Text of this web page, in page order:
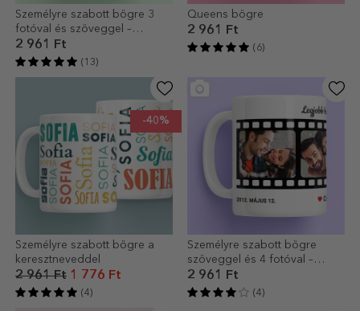
Személyre szabott bögre 3
fotóval és szöveggel –
Felejthetetlen emlékek
2 961 Ft
(13)
Queens bögre
2 961 Ft
(6)
-40%
Személyre szabott bögre a
keresztneveddel
2 961 Ft 1 776 Ft
(4)
Személyre szabott bögre
szöveggel és 4 fotóval –
Legkedvesebb emlékeid
2 961 Ft
(4)